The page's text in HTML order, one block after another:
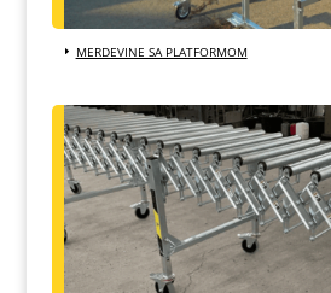
MERDEVINE SA PLATFORMOM